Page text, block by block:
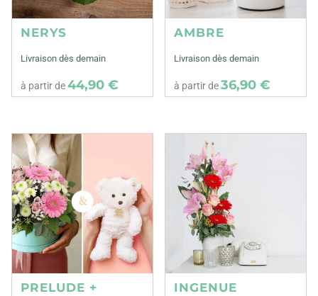
NERYS
Livraison dès demain
à partir de44,90 €
AMBRE
Livraison dès demain
à partir de36,90 €
PRELUDE +
INGENUE